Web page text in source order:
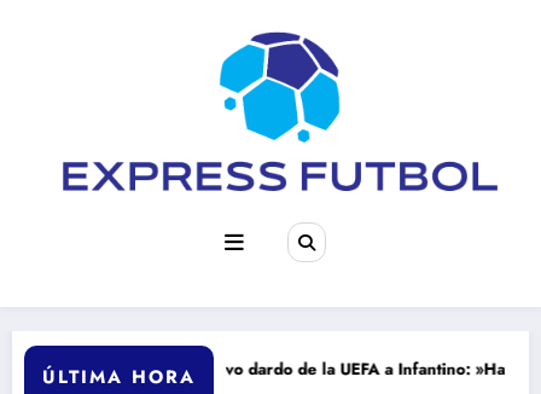
ÚLTIMA HORA
Nuevo dardo de la UEFA a Infantino: »Ha fallado en